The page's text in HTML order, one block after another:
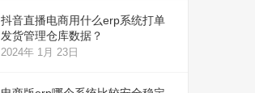
抖音直播电商用什么erp系统打单
发货管理仓库数据？
2024年 1月 23日